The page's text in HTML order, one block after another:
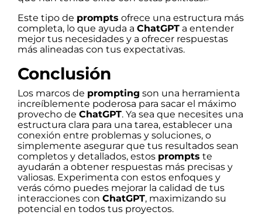
Este tipo de prompts ofrece una estructura más
completa, lo que ayuda a ChatGPT a entender
mejor tus necesidades y a ofrecer respuestas
más alineadas con tus expectativas.
Conclusión
Los marcos de prompting son una herramienta
increíblemente poderosa para sacar el máximo
provecho de ChatGPT. Ya sea que necesites una
estructura clara para una tarea, establecer una
conexión entre problemas y soluciones, o
simplemente asegurar que tus resultados sean
completos y detallados, estos prompts te
ayudarán a obtener respuestas más precisas y
valiosas. Experimenta con estos enfoques y
verás cómo puedes mejorar la calidad de tus
interacciones con ChatGPT, maximizando su
potencial en todos tus proyectos.